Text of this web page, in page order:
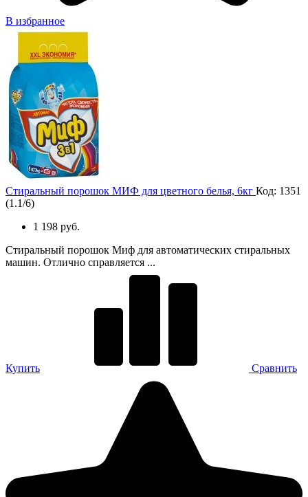
В избранное
Стиральный порошок МИФ для цветного белья, 6кг Код: 1351
(1.1/6)
1 198 руб.
Стиральный порошок Миф для автоматических стиральных
машин. Отлично справляется ...
Купить Сравнить